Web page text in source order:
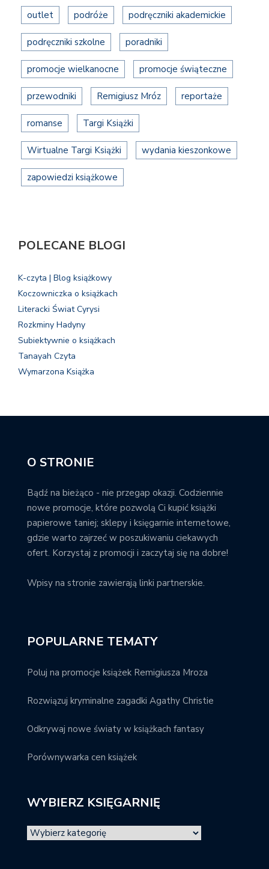
outlet podróże podręczniki akademickie
podręczniki szkolne poradniki
promocje wielkanocne promocje świąteczne
przewodniki Remigiusz Mróz reportaże
romanse Targi Książki
Wirtualne Targi Książki wydania kieszonkowe
zapowiedzi książkowe
POLECANE BLOGI
K-czyta | Blog książkowy
Koczowniczka o książkach
Literacki Świat Cyrysi
Rozkminy Hadyny
Subiektywnie o książkach
Tanayah Czyta
Wymarzona Książka
O STRONIE
Bądź na bieżąco - nie przegap okazji. Codziennie
nowe promocje, które pozwolą Ci kupić książki
papierowe taniej; sklepy i księgarnie internetowe,
gdzie warto zajrzeć w poszukiwaniu ciekawych
ofert. Korzystaj z promocji i zaczytaj się na dobre!
Wpisy na stronie zawierają linki partnerskie.
POPULARNE TEMATY
Poluj na promocje książek Remigiusza Mroza
Rozwiązuj kryminalne zagadki Agathy Christie
Odkrywaj nowe światy w książkach fantasy
Porównywarka cen książek
WYBIERZ KSIĘGARNIĘ